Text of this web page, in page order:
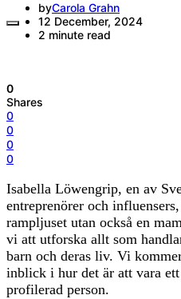
byCarola Grahn
12 December, 2024
2 minute read
0
Shares
0
0
0
0
Isabella Löwengrip, en av
entreprenörer och
rampljuset utan också en
vi att utforska allt som
barn och deras liv. Vi
inblick i hur det är att vara
profilerad person.